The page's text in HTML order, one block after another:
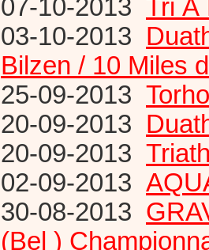
07-10-2013 Tri Ã
03-10-2013
Bilzen / 10 Miles
25-09-2013
20-09-2013
20-09-2013
02-09-2013
30-08-2013
(Bel )